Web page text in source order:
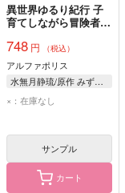
異世界ゆるり紀行 子
育てしながら冒険者し
748 円 （税込）
アルファポリス
水無月静琉/原作 みずなともみ/漫画 やまかわ/キャラクター原案
×：在庫なし
サンプル
カート